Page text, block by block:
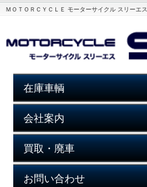
ＭＯＴＯＲＣＹＣＬＥ モーターサイクル スリーエス
在庫車輌
会社案内
買取・廃車
お問い合わせ